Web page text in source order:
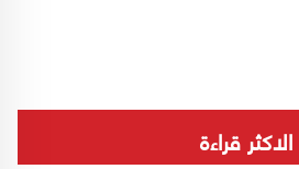
الاكثر قراءة